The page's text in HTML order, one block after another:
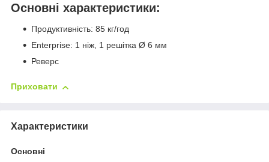
Основні характеристики:
Продуктивність: 85 кг/год
Enterprise: 1 ніж, 1 решітка Ø 6 мм
Реверс
Приховати
Характеристики
Основні